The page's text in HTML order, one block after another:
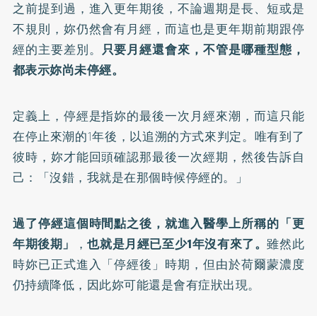
之前提到過，進入更年期後，不論週期是長、短或是
不規則，妳仍然會有月經，而這也是更年期前期跟停
經的主要差別。 只要月經還會來，不管是哪種型態，
都表示妳尚未停經。
定義上，停經是指妳的最後一次月經來潮，而這只能
在停止來潮的1年後，以追溯的方式來判定。唯有到了
彼時，妳才能回頭確認那最後一次經期，然後告訴自
己：「沒錯，我就是在那個時候停經的。」
過了停經這個時間點之後，就進入醫學上所稱的「更
年期後期」
，也就是月經已至少1年沒有來了。雖然此
時妳已正式進入「停經後」時期，但由於荷爾蒙濃度
仍持續降低，因此妳可能還是會有症狀出現。